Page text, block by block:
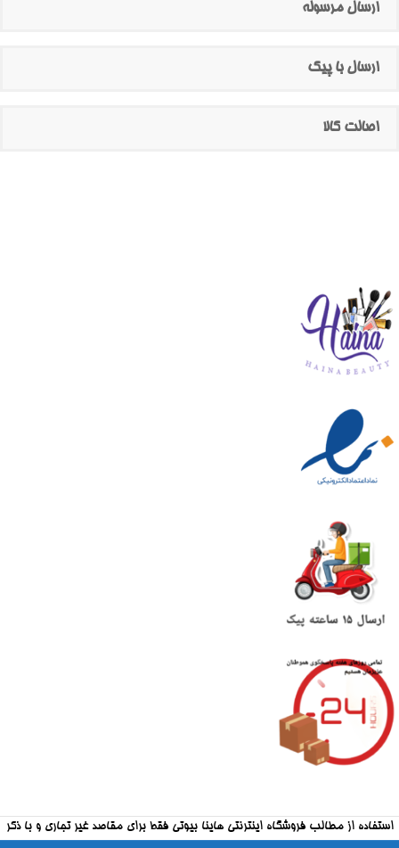
ارسال مرسوله
ارسال با پیک
اصالت کالا
استفاده از مطالب فروشگاه اینترنتی هاینا بیوتی فقط برای مقاصد غیر تجاری و با ذکر